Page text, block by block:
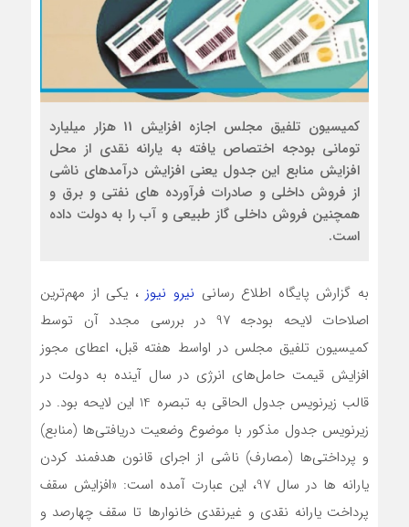
کمیسیون تلفیق مجلس اجازه افزایش 11 هزار میلیارد
تومانی بودجه اختصاص یافته به یارانه نقدی از محل
افزایش منابع این جدول یعنی افزایش درآمدهای ناشی
از فروش داخلی و صادرات فرآورده های نفتی و برق و
همچنین فروش داخلی گاز طبیعی و آب را به دولت داده
است.
به گزارش پایگاه اطلاع رسانی نیرو نیوز ، یکی از مهم‌ترین
اصلاحات لایحه بودجه 97 در بررسی مجدد آن توسط
کمیسیون تلفیق مجلس در اواسط هفته قبل، اعطای مجوز
افزایش قیمت حامل‌های انرژی در سال آینده به دولت در
قالب زیرنویس جدول الحاقی به تبصره 14 این لایحه بود. در
زیرنویس جدول مذکور با موضوع وضعیت دریافتی‌ها (منابع)
و پرداختی‌ها (مصارف) ناشی از اجرای قانون هدفمند کردن
یارانه ها در سال 97، این عبارت آمده است: «افزایش سقف
پرداخت یارانه نقدی و غیرنقدی خانوارها تا سقف چهارصد و